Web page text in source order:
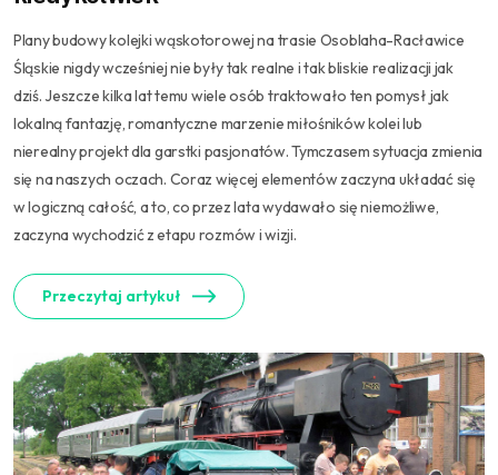
Plany budowy kolejki wąskotorowej na trasie Osoblaha-Racławice
Śląskie nigdy wcześniej nie były tak realne i tak bliskie realizacji jak
dziś. Jeszcze kilka lat temu wiele osób traktowało ten pomysł jak
lokalną fantazję, romantyczne marzenie miłośników kolei lub
nierealny projekt dla garstki pasjonatów. Tymczasem sytuacja zmienia
się na naszych oczach. Coraz więcej elementów zaczyna układać się
w logiczną całość, a to, co przez lata wydawało się niemożliwe,
zaczyna wychodzić z etapu rozmów i wizji.
Przeczytaj artykuł